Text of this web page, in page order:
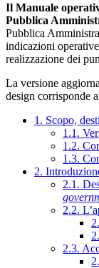
Il Manuale
Pubblica
Pubblica
indicazioni
realizzazione dei
La versione
design corrisponde
1. Scopo,
1.1.
1.2.
1.3.
2.
2.1.
2.2.
2.3.